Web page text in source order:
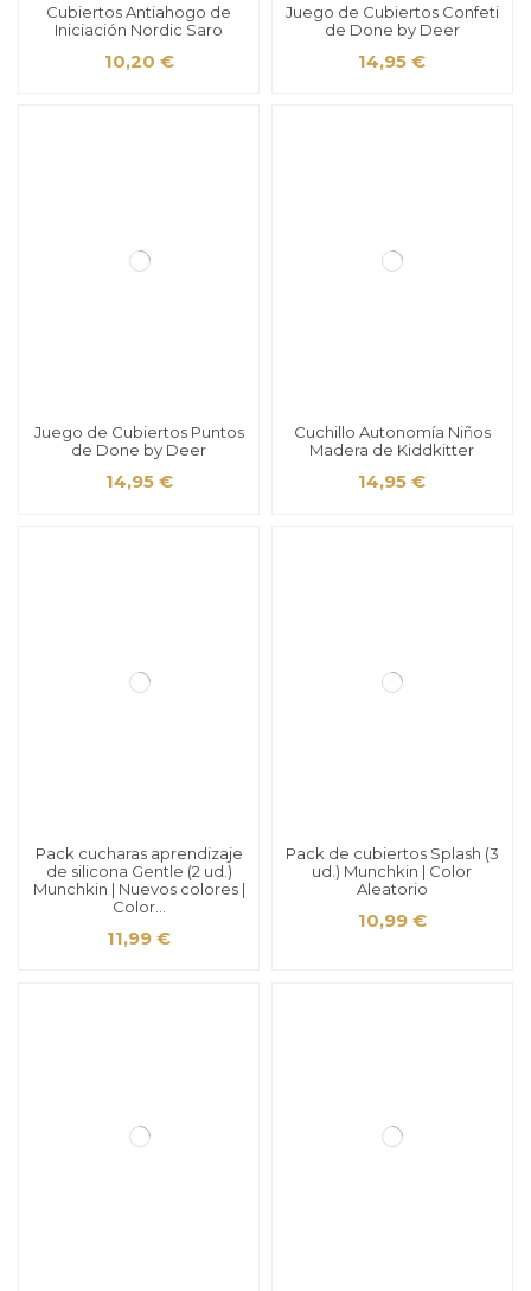
Cubiertos Antiahogo de
Iniciación Nordic Saro
10,20 €
Juego de Cubiertos Confeti
de Done by Deer
14,95 €
Juego de Cubiertos Puntos
de Done by Deer
14,95 €
Cuchillo Autonomía Niños
Madera de Kiddkitter
14,95 €
Pack cucharas aprendizaje
de silicona Gentle (2 ud.)
Munchkin | Nuevos colores |
Color...
11,99 €
Pack de cubiertos Splash (3
ud.) Munchkin | Color
Aleatorio
10,99 €